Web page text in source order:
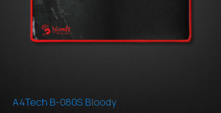
A4Tech B-080S Bloody